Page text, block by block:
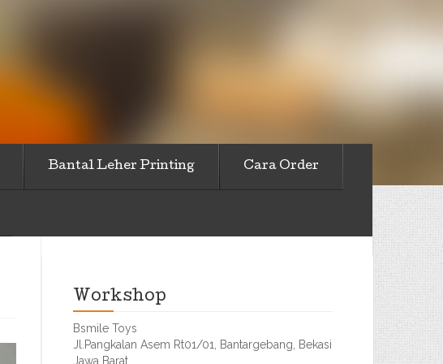
Bantal Leher Printing Cara Order
Workshop
Bsmile Toys
Jl.Pangkalan Asem Rt01/01, Bantargebang, Bekasi
Jawa Barat